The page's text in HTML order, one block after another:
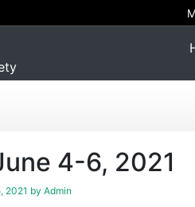
4-6, 2021
2021 by Admin